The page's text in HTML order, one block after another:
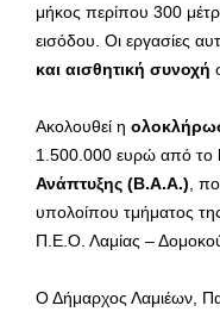
μήκος περίπου 300
εισόδου. Οι εργασίες
και αισθητική συνοχή
Ακολουθεί η
1.500.000 ευρώ από το
Ανάπτυξης (Β.Α.Α.) ,
υπολοίπου τμήματος
Π.Ε.Ο. Λαμίας –
Ο Δήμαρχος Λαμιέων,